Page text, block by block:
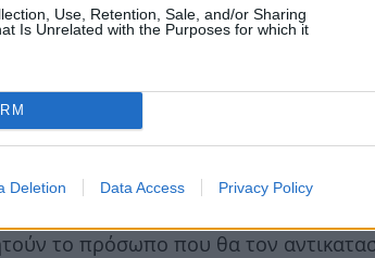
Use, Retention, Sale, and/or Sharing
Is Unrelated with the Purposes for which it
Deletion Data Access Privacy Policy
«Έχω στο πέλμα μου λάμες, βίδες
ο Άκη Σακελλαρίου θα επιστρέψει
το πρόσωπο που θα τον